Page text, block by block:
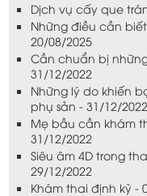
Dịch vụ cấy que
Những điều cần
20/08/2025
Cần chuẩn bị
31/12/2022
Những lý do khiến
phụ sản - 31/12/2022
Mẹ bầu cần khám
31/12/2022
Siêu âm 4D trong
29/12/2022
Khám thai định kỳ -